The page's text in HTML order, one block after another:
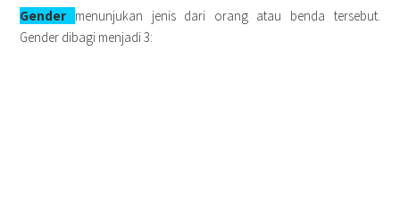
Gender menunjukan jenis dari orang atau benda tersebut.
Gender dibagi menjadi 3: